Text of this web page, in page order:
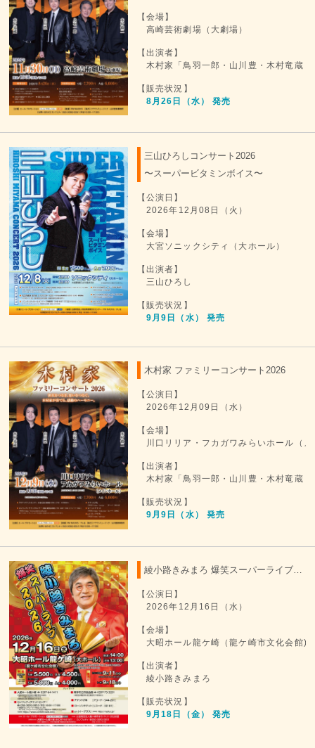
【会場】
高崎芸術劇場（大劇場）
【出演者】
木村家「鳥羽一郎・山川豊・木村竜蔵
【販売状況】
8月26日（水） 発売
三山ひろしコンサート2026
〜スーパービタミンボイス〜
【公演日】
2026年12月08日（火）
【会場】
大宮ソニックシティ（大ホール）
【出演者】
三山ひろし
【販売状況】
9月9日（水） 発売
木村家 ファミリーコンサート2026
【公演日】
2026年12月09日（水）
【会場】
川口リリア・フカガワみらいホール（
【出演者】
木村家「鳥羽一郎・山川豊・木村竜蔵
【販売状況】
9月9日（水） 発売
綾小路きみまろ 爆笑スーパーライブ 2026
【公演日】
2026年12月16日（水）
【会場】
大昭ホール龍ケ崎（龍ケ崎市文化会館)
【出演者】
綾小路きみまろ
【販売状況】
9月18日（金） 発売